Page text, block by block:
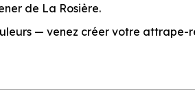
de La Rosière.
— venez créer votre attrape-